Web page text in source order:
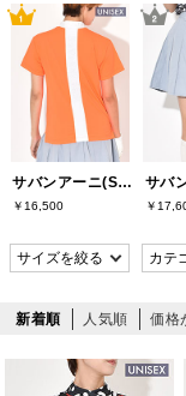
サバンアーニ(SaVaNNI aaNI)
￥16,500 ￥
新着順 人気順 価格